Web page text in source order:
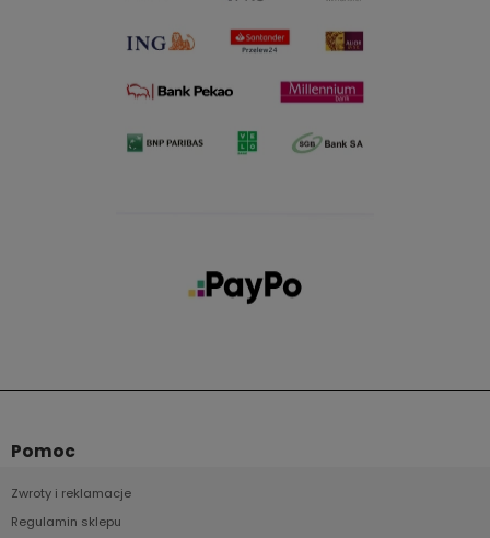
Pomoc
Zwroty i reklamacje
Regulamin sklepu